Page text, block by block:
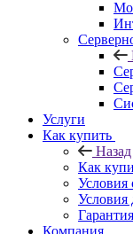
Услуги
Как купить
Назад
Как
Условия
Условия
Компания